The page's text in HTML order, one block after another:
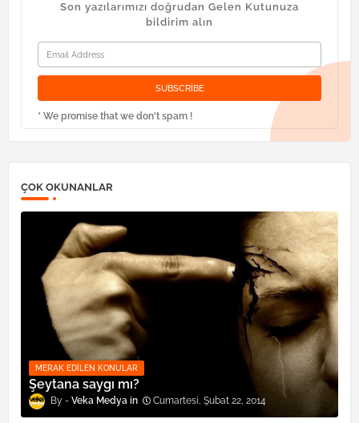
Son yazılarımızı doğrudan Gelen Kutunuza
bildirim alın
* We promise that we don't spam !
ÇOK OKUNANLAR
MERAK EDILEN KONULAR
Şeytana saygı mı?
Veka Medya Cumartesi, Şubat 22, 2014